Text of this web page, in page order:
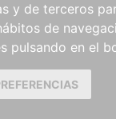
y de terceros
de
pulsando en el